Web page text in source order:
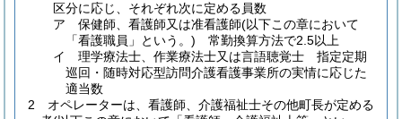
区分に応じ、それぞれ次に定める員数
ア
保健師、看護師又は准看護師(以下この章において
「看護職員」という。) 常勤換算方法で2.5以上
イ
理学療法士、作業療法士又は言語聴覚士 指定定期
巡回・随時対応型訪問介護看護事業所の実情に応じた
適当数
2
オペレーターは、看護師、介護福祉士その他町長が定める